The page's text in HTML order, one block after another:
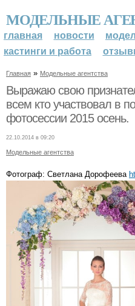
МОДЕЛЬНЫЕ
главная новости
кастинги и работа
Главная » Модельные агентства
Выражаю свою
всем кто участвовал в
фотосессии 2015 осень.
22.10.2014 в 09:20
Модельные агентства
Фотограф: Светлана Дорофеева